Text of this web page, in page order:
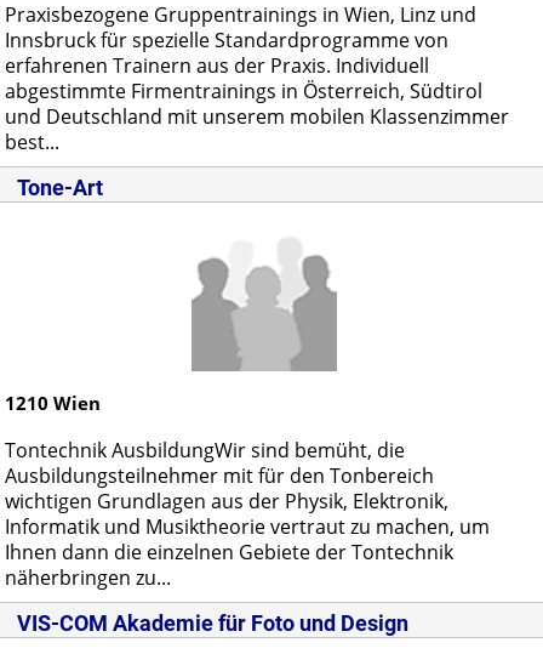
Praxisbezogene Gruppentrainings in Wien, Linz und
Innsbruck für spezielle Standardprogramme von
erfahrenen Trainern aus der Praxis. Individuell
abgestimmte Firmentrainings in Österreich, Südtirol
und Deutschland mit unserem mobilen Klassenzimmer
best...
Tone-Art
1210 Wien
Tontechnik AusbildungWir sind bemüht, die
Ausbildungsteilnehmer mit für den Tonbereich
wichtigen Grundlagen aus der Physik, Elektronik,
Informatik und Musiktheorie vertraut zu machen, um
Ihnen dann die einzelnen Gebiete der Tontechnik
näherbringen zu...
VIS-COM Akademie für Foto und Design